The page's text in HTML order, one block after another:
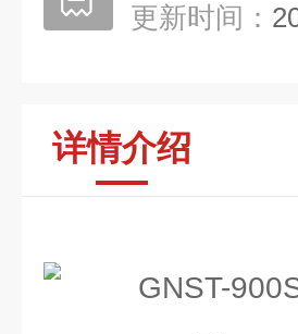
更新时间：
详情介绍